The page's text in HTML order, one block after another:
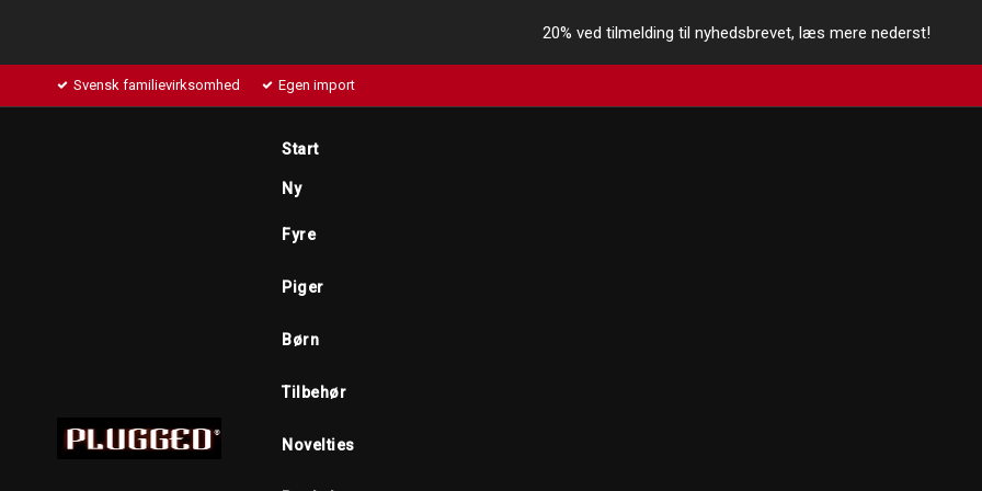
20% ved tilmelding til nyhedsbrevet, læs mere nederst!
Svensk familievirksomhed Egen import
Start
Ny
Fyre
Piger
Børn
Tilbehør
Novelties